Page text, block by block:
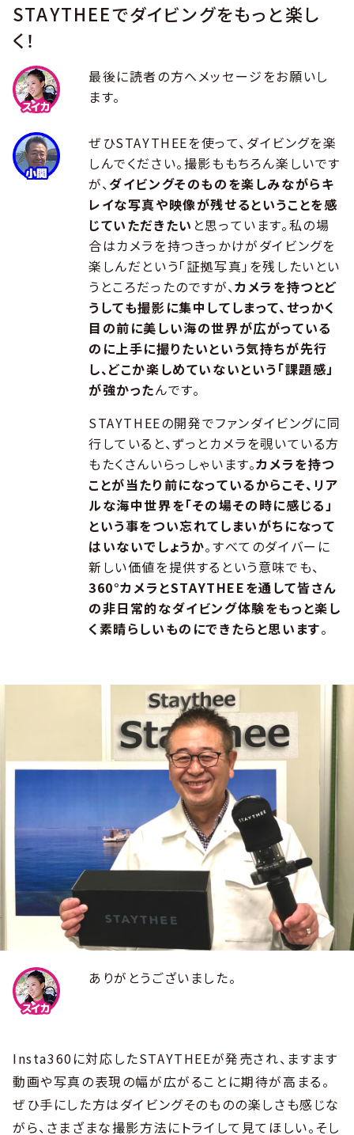
STAYTHEEでダイビングをもっと楽し
く！
最後に読者の方へメッセージをお願いし
ます。
ぜひSTAYTHEEを使って、ダイビングを楽
しんでください。撮影ももちろん楽しいです
が、ダイビングそのものを楽しみながらキ
レイな写真や映像が残せるということを感
じていただきたい と思っています。私の場
合はカメラを持つきっかけがダイビングを
楽しんだという「証拠写真」を残したいとい
うところだったのですが、カメラを持つとど
うしても撮影に集中してしまって、せっかく
目の前に美しい海の世界が広がっている
のに上手に撮りたいという気持ちが先行
し、どこか楽しめていないという「課題感」
が強かったんです。
STAYTHEEの開発でファンダイビングに同
行していると、ずっとカメラを覗いている方
もたくさんいらっしゃいます。カメラを持つ
ことが当たり前になっているからこそ、リア
ルな海中世界を「その場その時に感じる」
という事をつい忘れてしまいがちになって
はいないでしょうか。すべてのダイバーに
新しい価値を提供するという意味でも、
360°カメラとSTAYTHEEを通して皆さん
の非日常的なダイビング体験をもっと楽し
く素晴らしいものにできたらと思います。
ありがとうございました。
Insta360に対応したSTAYTHEEが発売され、ますます
動画や写真の表現の幅が広がることに期待が高まる。
ぜひ手にした方はダイビングそのものの楽しさも感じな
がら、さまざまな撮影方法にトライして見てほしい。そし